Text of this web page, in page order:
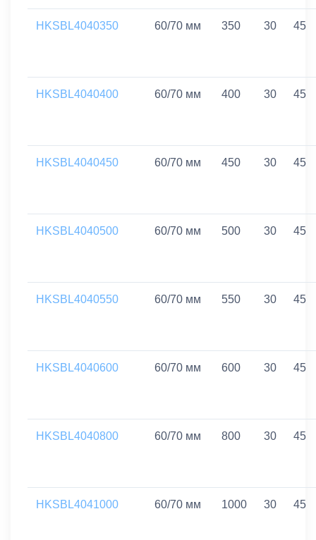
HKSBL4040350 60/70 мм 350 30 45
HKSBL4040400 60/70 мм 400 30 45
HKSBL4040450 60/70 мм 450 30 45
HKSBL4040500 60/70 мм 500 30 45
HKSBL4040550 60/70 мм 550 30 45
HKSBL4040600 60/70 мм 600 30 45
HKSBL4040800 60/70 мм 800 30 45
HKSBL4041000 60/70 мм 1000 30 45